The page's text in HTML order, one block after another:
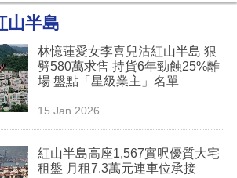
山半島
林憶蓮愛女李喜兒沽紅山半島 狠
劈580萬求售 持貨6年勁蝕25%離
場 盤點「星級業主」名單
15 Jan 2026
紅山半島高座1,567實呎優質大宅
租盤 月租7.3萬元連車位承接